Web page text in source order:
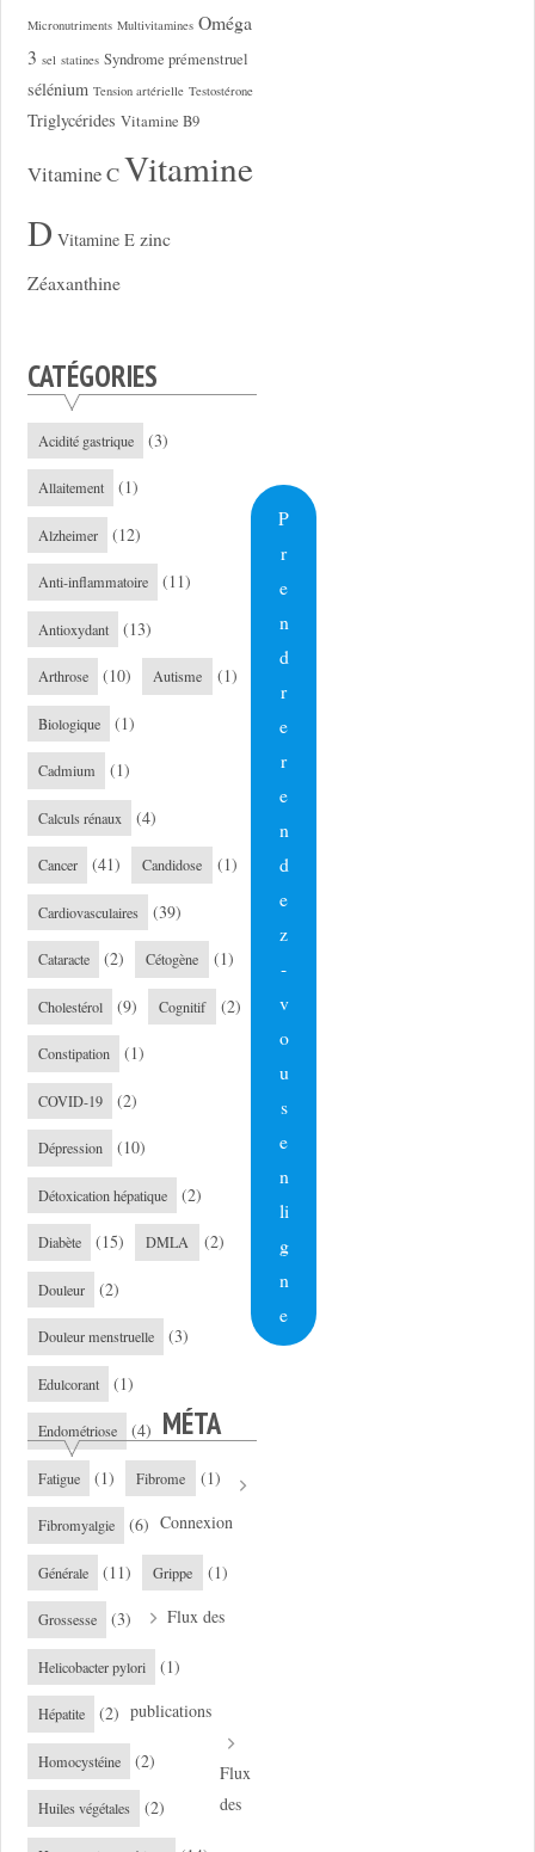
Micronutriments Multivitamines Oméga
3 sel statines Syndrome prémenstruel
sélénium Tension artérielle Testostérone
Triglycérides Vitamine B9
Vitamine CVitamine
D Vitamine E zinc
Zéaxanthine
CATÉGORIES
Acidité gastrique (3)
Allaitement (1)
Alzheimer (12)
Anti-inflammatoire (11)
Antioxydant (13)
Arthrose (10) Autisme (1)
Biologique (1)
Cadmium (1)
Calculs rénaux (4)
Cancer (41) Candidose (1)
Cardiovasculaires (39)
Cataracte (2) Cétogène (1)
Cholestérol (9) Cognitif (2)
Constipation (1)
COVID-19 (2)
Dépression (10)
Détoxication hépatique (2)
Diabète (15) DMLA (2)
Douleur (2)
Douleur menstruelle (3)
Edulcorant (1)
Endométriose (4)
Fatigue (1) Fibrome (1)
Fibromyalgie (6)
Générale (11) Grippe (1)
Grossesse (3)
Helicobacter pylori (1)
Hépatite (2)
Homocystéine (2)
Huiles végétales (2)
P
r
e
n
d
r
e
r
e
n
d
e
z
-
v
o
u
s
e
n
li
g
n
e
MÉTA
Connexion
Flux des
publications
Flux
des